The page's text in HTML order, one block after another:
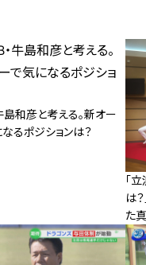
島和彦と考える。新オー
るポジションは？
「
は
た